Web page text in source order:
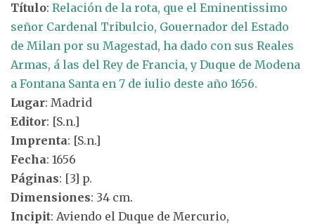
Título: Relación de la rota, que el Eminentissimo
señor Cardenal Tribulcio, Gouernador del Estado
de Milan por su Magestad, ha dado con sus Reales
Armas, á las del Rey de Francia, y Duque de Modena
a Fontana Santa en 7 de iulio deste año 1656.
Lugar: Madrid
Editor: [S.n.]
Imprenta: [S.n.]
Fecha: 1656
Páginas: [3] p.
Dimensiones: 34 cm.
Incipit: Aviendo el Duque de Mercurio,